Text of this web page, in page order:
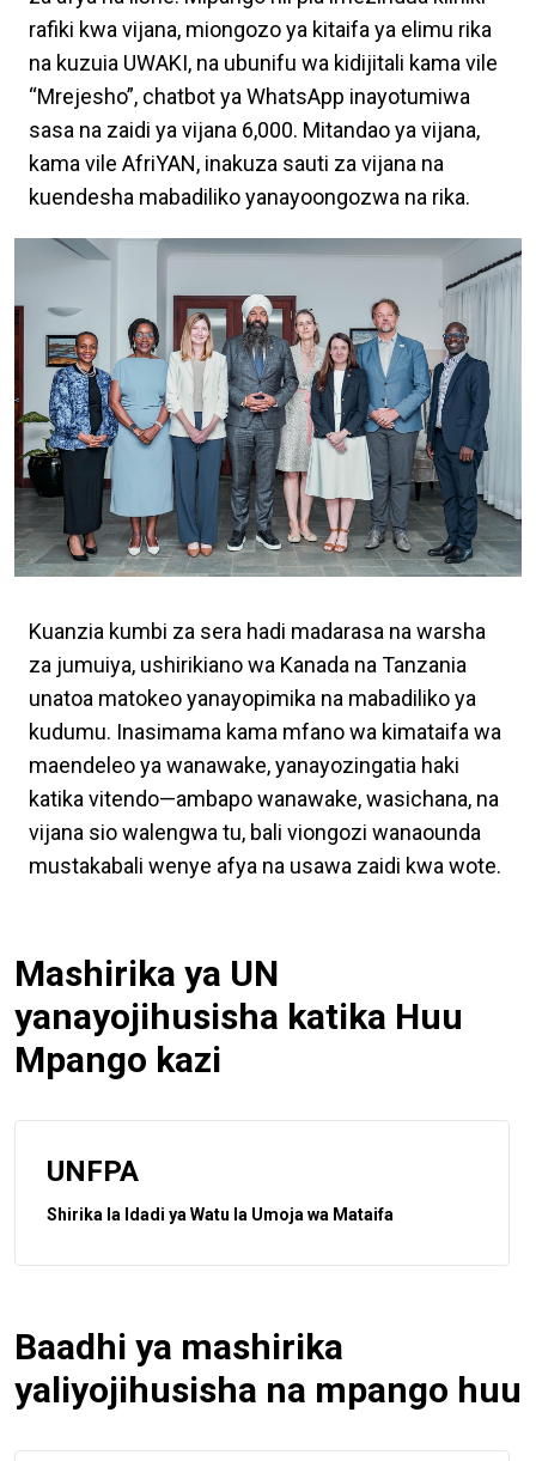
rafiki kwa vijana, miongozo ya kitaifa ya elimu rika
na kuzuia UWAKI, na ubunifu wa kidijitali kama vile
“Mrejesho”, chatbot ya WhatsApp inayotumiwa
sasa na zaidi ya vijana 6,000. Mitandao ya vijana,
kama vile AfriYAN, inakuza sauti za vijana na
kuendesha mabadiliko yanayoongozwa na rika.
Kuanzia kumbi za sera hadi madarasa na warsha
za jumuiya, ushirikiano wa Kanada na Tanzania
unatoa matokeo yanayopimika na mabadiliko ya
kudumu. Inasimama kama mfano wa kimataifa wa
maendeleo ya wanawake, yanayozingatia haki
katika vitendo—ambapo wanawake, wasichana, na
vijana sio walengwa tu, bali viongozi wanaounda
mustakabali wenye afya na usawa zaidi kwa wote.
Mashirika ya UN
yanayojihusisha katika Huu
Mpango kazi
UNFPA
Shirika la Idadi ya Watu la Umoja wa Mataifa
Baadhi ya mashirika
yaliyojihusisha na mpango huu